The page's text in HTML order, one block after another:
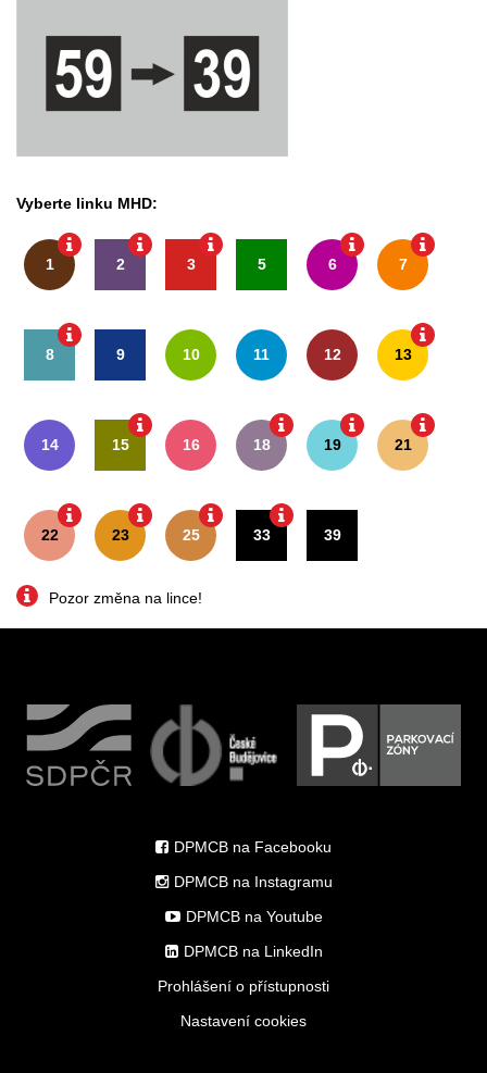
Vyberte linku MHD:
1 2 3 5 6 7
8 9 10 11 12 13
14 15 16 18 19 21
22 23 25 33 39
Pozor změna na lince!
DPMCB na Facebooku
DPMCB na Instagramu
DPMCB na Youtube
DPMCB na LinkedIn
Prohlášení o přístupnosti
Nastavení cookies